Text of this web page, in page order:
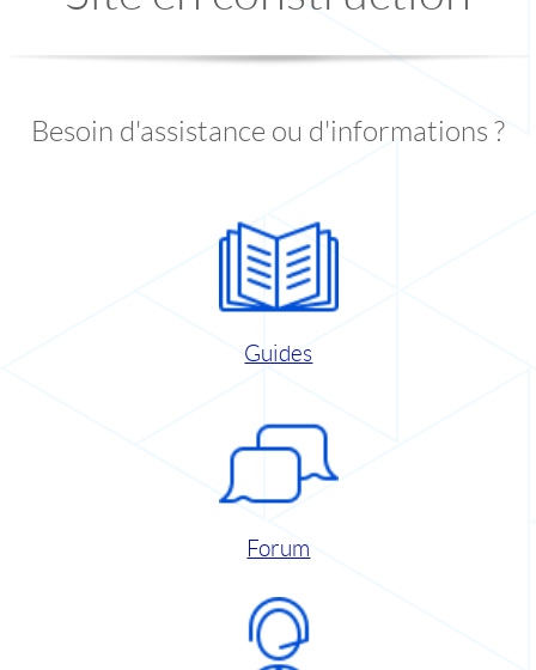
Besoin d'assistance ou d'informations ?
Guides
Forum